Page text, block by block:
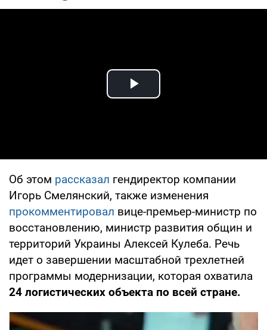
Play Video
Об этом рассказал гендиректор компании
Игорь Смелянский, также изменения
прокомментировал вице-премьер-министр по
восстановлению, министр развития общин и
территорий Украины Алексей Кулеба. Речь
идет о завершении масштабной трехлетней
программы модернизации, которая охватила
24 логистических объекта по всей стране.